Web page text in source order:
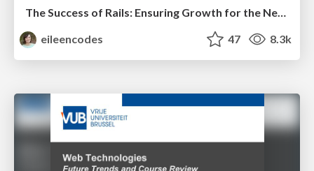
The Success of Rails: Ensuring Growth for the Next 100 Years
eileencodes
47 8.3k